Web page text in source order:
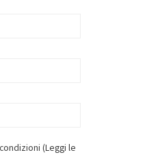
(Leggi le